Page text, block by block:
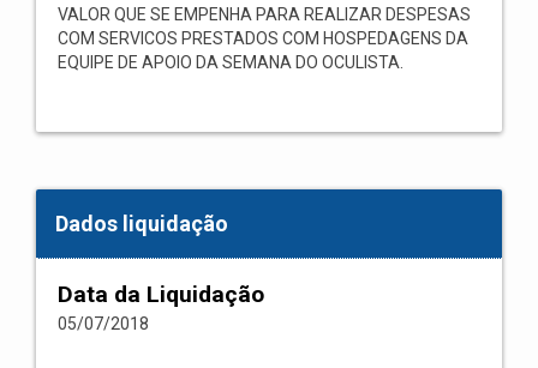
VALOR QUE SE EMPENHA PARA REALIZAR DESPESAS
COM SERVICOS PRESTADOS COM HOSPEDAGENS DA
EQUIPE DE APOIO DA SEMANA DO OCULISTA.
Dados liquidação
Data da Liquidação
05/07/2018